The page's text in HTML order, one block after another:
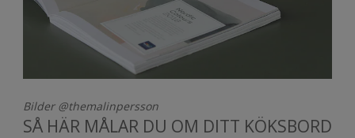
Bilder @themalinpersson
SÅ HÄR MÅLAR DU OM DITT KÖKSBORD